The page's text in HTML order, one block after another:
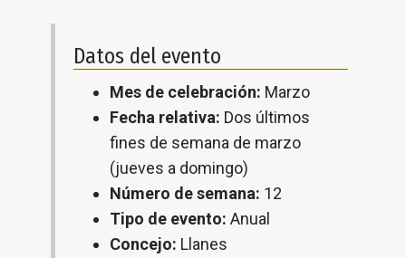
Datos del evento
Mes de celebración: Marzo
Fecha relativa: Dos últimos
fines de semana de marzo
(jueves a domingo)
Número de semana: 12
Tipo de evento: Anual
Concejo: Llanes